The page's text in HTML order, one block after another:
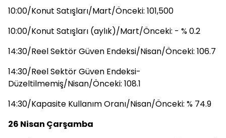
10:00/Konut Satışları/Mart/Önceki: 101,500
10:00/Konut Satışları (aylık)/Mart/Önceki: - % 0.2
14:30/Reel Sektör Güven Endeksi/Nisan/Önceki: 106.7
14:30/Reel Sektör Güven Endeksi-
Düzeltilmemiş/Nisan/Önceki: 108.1
14:30/Kapasite Kullanım Oranı/Nisan/Önceki: % 74.9
26 Nisan Çarşamba